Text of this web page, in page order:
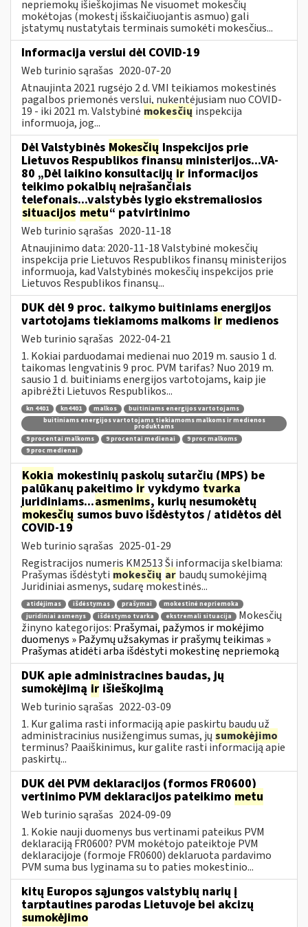
nepriemokų išieškojimas Ne visuomet mokesčių
mokėtojas (mokestį išskaičiuojantis asmuo) gali
įstatymų nustatytais terminais sumokėti mokesčius...
Informacija verslui dėl COVID-19
Web turinio sąrašas 2020-07-20
Atnaujinta 2021 rugsėjo 2 d. VMI teikiamos mokestinės
pagalbos priemonės verslui, nukentėjusiam nuo COVID-
19 - iki 2021 m. Valstybinė mokesčių inspekcija
informuoja, jog...
Dėl Valstybinės Mokesčių Inspekcijos prie
Lietuvos Respublikos finansų ministerijos...VA-
80 „Dėl laikino konsultacijų ir informacijos
teikimo pokalbių neįrašančiais
telefonais...valstybės lygio ekstremaliosios
situacijos metu“ patvirtinimo
Web turinio sąrašas 2020-11-18
Atnaujinimo data: 2020-11-18 Valstybinė mokesčių
inspekcija prie Lietuvos Respublikos finansų ministerijos
informuoja, kad Valstybinės mokesčių inspekcijos prie
Lietuvos Respublikos finansų...
DUK dėl 9 proc. taikymo buitiniams energijos
vartotojams tiekiamoms malkoms ir medienos
Web turinio sąrašas 2022-04-21
1. Kokiai parduodamai medienai nuo 2019 m. sausio 1 d.
taikomas lengvatinis 9 proc. PVM tarifas? Nuo 2019 m.
sausio 1 d. buitiniams energijos vartotojams, kaip jie
apibrėžti Lietuvos Respublikos...
kn 4401 kn4401 malkos
buitiniams energijos vartotojams
buitiniams energijos vartotojams tiekiamoms malkoms ir medienos
produktams
9 procentai malkoms
9 procentai medienai
9 proc malkoms
9 proc medienai
Kokia mokestinių paskolų sutarčių (MPS) be
palūkanų pakeitimo ir vykdymo tvarka
juridiniams...asmenims, kurių nesumokėtų
mokesčių sumos buvo išdėstytos / atidėtos dėl
COVID-19
Web turinio sąrašas 2025-01-29
Registracijos numeris KM2513 Ši informacija skelbiama:
Prašymas išdėstyti mokesčių ar baudų sumokėjimą
Juridiniai asmenys, sudarę mokestinės...
atidėjimas išdėstymas prašymai
mokestinė nepriemoka
juridiniai asmenys
išdėstymo tvarka ekstremali situacija
Mokesčių
žinyno kategorijos: Prašymai, pažymos ir mokėjimo
duomenys » Pažymų užsakymas ir prašymų teikimas »
Prašymas atidėti arba išdėstyti mokestinę nepriemoką
DUK apie administracines baudas, jų
sumokėjimą ir išieškojimą
Web turinio sąrašas 2022-03-09
1. Kur galima rasti informaciją apie paskirtų baudų už
administracinius nusižengimus sumas, jų sumokėjimo
terminus? Paaiškinimus, kur galite rasti informaciją apie
paskirtų...
DUK dėl PVM deklaracijos (formos FR0600)
vertinimo PVM deklaracijos pateikimo metu
Web turinio sąrašas 2024-09-09
1. Kokie nauji duomenys bus vertinami pateikus PVM
deklaraciją FR0600? PVM mokėtojo pateiktoje PVM
deklaracijoje (formoje FR0600) deklaruota pardavimo
PVM suma bus lyginama su to paties mokestinio...
kitų Europos sąjungos valstybių narių į
tarptautines parodas Lietuvoje bei akcizų
sumokėjimo